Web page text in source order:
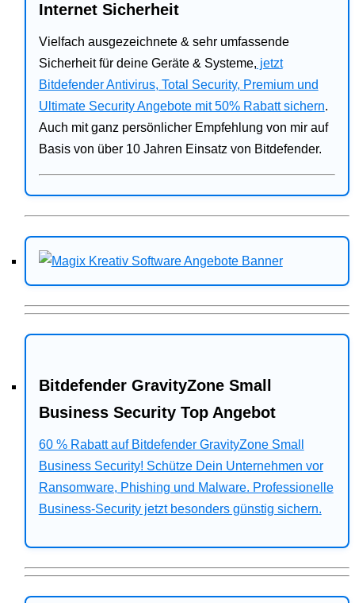
Internet Sicherheit
Vielfach ausgezeichnete & sehr umfassende
Sicherheit für deine Geräte & Systeme, jetzt
Bitdefender Antivirus, Total Security, Premium und
Ultimate Security Angebote mit 50% Rabatt sichern.
Auch mit ganz persönlicher Empfehlung von mir auf
Basis von über 10 Jahren Einsatz von Bitdefender.
Bitdefender GravityZone Small
Business Security Top Angebot
60 % Rabatt auf Bitdefender GravityZone Small
Business Security! Schütze Dein Unternehmen vor
Ransomware, Phishing und Malware. Professionelle
Business-Security jetzt besonders günstig sichern.